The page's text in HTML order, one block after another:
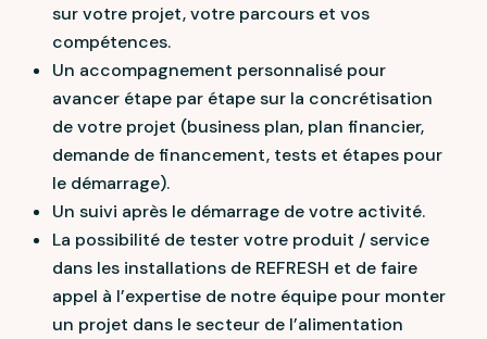
sur votre projet, votre parcours et vos
compétences.
Un accompagnement personnalisé pour
avancer étape par étape sur la concrétisation
de votre projet (business plan, plan financier,
demande de financement, tests et étapes pour
le démarrage).
Un suivi après le démarrage de votre activité.
La possibilité de tester votre produit / service
dans les installations de REFRESH et de faire
appel à l’expertise de notre équipe pour monter
un projet dans le secteur de l’alimentation